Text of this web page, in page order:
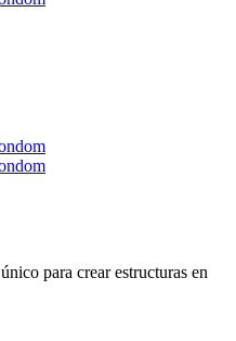
para crear estructuras en